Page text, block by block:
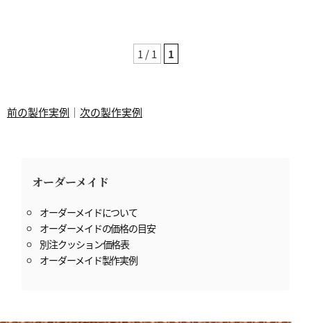
オーダーメイド
オーダーメイドについて
オーダーメイドの価格の目安
別注クッション価格表
オーダーメイド製作実例
1 / 1 1
前の製作実例 ｜ 次の製作実例